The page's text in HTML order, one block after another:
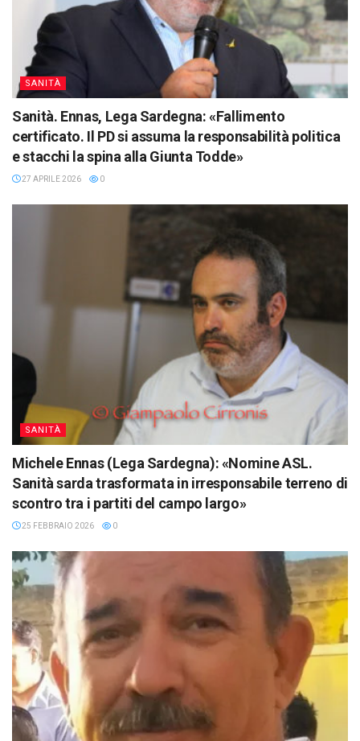
SANITÀ
Sanità. Ennas, Lega Sardegna: «Fallimento
certificato. Il PD si assuma la responsabilità politica
e stacchi la spina alla Giunta Todde»
27 APRILE 2026 0
SANITÀ
Michele Ennas (Lega Sardegna): «Nomine ASL.
Sanità sarda trasformata in irresponsabile terreno di
scontro tra i partiti del campo largo»
25 FEBBRAIO 2026 0